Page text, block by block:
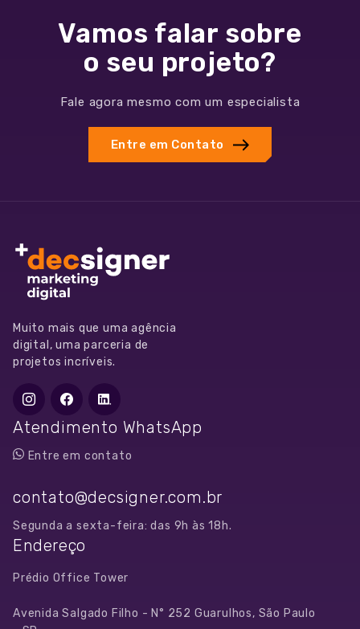
+55
4299
Vamos falar sobre
o seu projeto?
Fale agora mesmo com um especialista
Entre em Contato
Muito mais que uma agência
digital, uma parceria de
projetos incríveis.
Atendimento WhatsApp
Entre em contato
contato@decsigner.com.br
Segunda a sexta-feira: das 9h às 18h.
Endereço
Prédio Office Tower
Avenida Salgado Filho - N° 252 Guarulhos, São Paulo